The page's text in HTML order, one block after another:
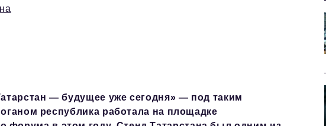
— будущее уже сегодня» — под таким
республика работала на площадке